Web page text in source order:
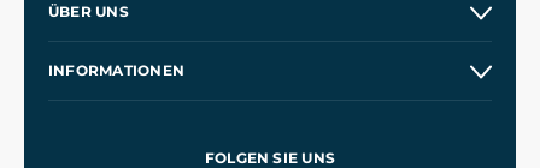
Kontakt
ÜBER UNS
INFORMATIONEN
DatenschutzerklärungFOLGEN SIE UNS